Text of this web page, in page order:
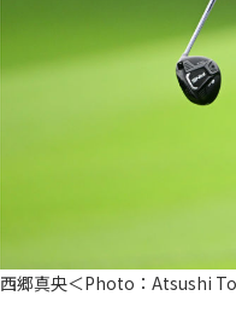
西郷真央＜Photo：Atsushi